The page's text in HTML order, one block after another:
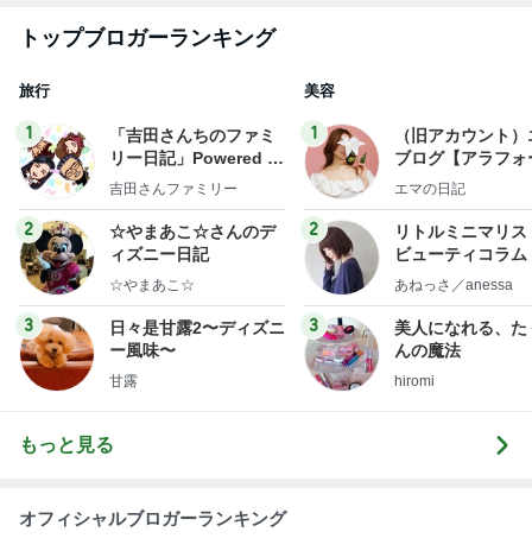
トップブロガーランキング
旅行
1
「吉田さんちのファミ
リー日記」Powered b
y Ameba 吉田さんファ
ログ
吉田さんファミリー
2
☆やまあこ☆さんのデ
ィズニー日記
☆やまあこ☆
3
日々是甘露2〜ディズニ
ー風味〜
甘露
美容
1
（旧アカウント
ブログ【アラフォ
社売却セカンドラ
エマの日記
2
リトルミニマリス
ビューティコラ
little
あねっさ／anessa
3
美人になれる、た
んの魔法
hiromi
もっと見る
オフィシャルブロガーランキング